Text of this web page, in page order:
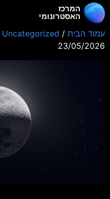
המרכז
האסטרונומי
עמוד הבית /
Uncategorized
23/05/2026